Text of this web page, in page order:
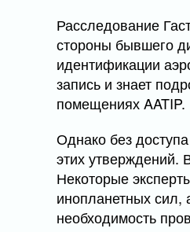
Расследование
стороны бывшего
идентификации
запись и знает
помещениях AATIP.
Однако без
этих утверждений.
Некоторые
инопланетных сил,
необходимость